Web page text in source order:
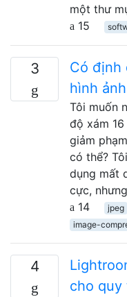
một thư
15
3
Có định
hình
Tôi muốn
độ xám
giảm
có thể?
dụng mất
cực,
14
jpeg
image-
4
cho quy